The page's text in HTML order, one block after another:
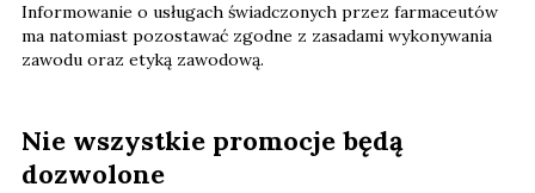
Informowanie o usługach świadczonych przez farmaceutów
ma natomiast pozostawać zgodne z zasadami wykonywania
zawodu oraz etyką zawodową.
Nie wszystkie promocje będą
dozwolone